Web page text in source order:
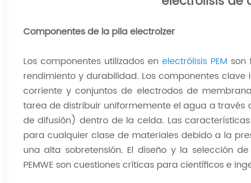
Componentes de la pila electrolzer
Los componentes utilizados en electrólisis PEM son
rendimiento y durabilidad. Los componentes
corriente y conjuntos de electrodos de
tarea de distribuir uniformemente el agua a
de difusión) dentro de la celda. Las
para cualquier clase de materiales debido a la
una alta sobretensión. El diseño y la selección
PEMWE son cuestiones críticas para científicos e